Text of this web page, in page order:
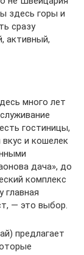
здесь горы и
сразу
активный,
много лет
гостиницы,
и кошелек
дача», до
комплекс
главная
— это выбор.
предлагает